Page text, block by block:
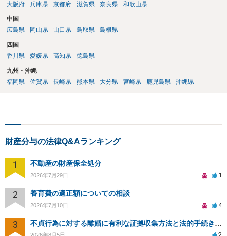
大阪府
兵庫県 京都府 滋賀県 奈良県 和歌山県
中国
広島県
岡山県 山口県 鳥取県 島根県
四国
香川県
愛媛県 高知県 徳島県
九州・沖縄
福岡県
佐賀県 長崎県 熊本県 大分県 宮崎県 鹿児島県 沖縄県
財産分与の法律Q&Aランキング
1 不動産の財産保全処分
2026年7月29日 1
2 養育費の適正額についての相談
2026年7月10日 4
3 不貞行為に対する離婚に有利な証拠収集方法と法的手続きについて